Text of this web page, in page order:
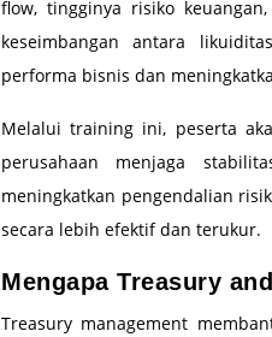
flow, tingginya risiko
keseimbangan antara
performa bisnis dan
Melalui training ini, peserta
perusahaan menjaga
meningkatkan pengendalian
secara lebih efektif dan terukur.
Mengapa Treasury
Treasury management